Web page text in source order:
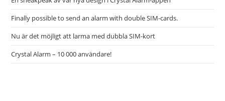
Finally possible to send an alarm with double SIM-cards.
Nu är det möjligt att larma med dubbla SIM-kort
Crystal Alarm – 10 000 användare!